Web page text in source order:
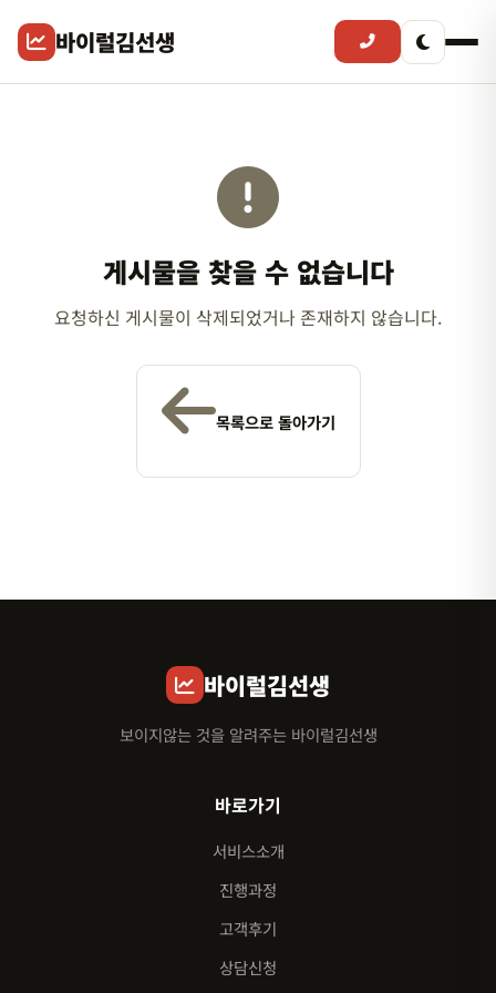
바이럴김선생
게시물을 찾을 수 없습니다
요청하신 게시물이 삭제되었거나 존재하지 않습니다.
목록으로 돌아가기
바이럴김선생
보이지않는 것을 알려주는 바이럴김선생
바로가기
서비스소개
진행과정
고객후기
상담신청